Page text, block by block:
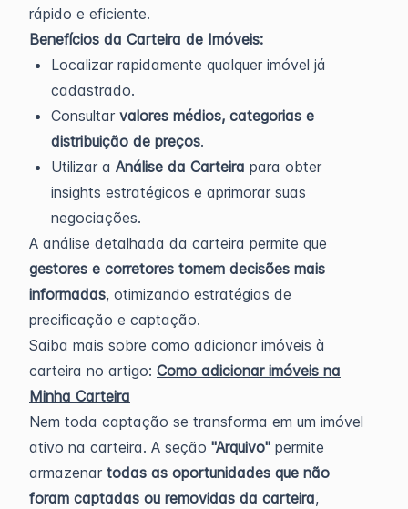
rápido e eficiente.
Benefícios da Carteira de Imóveis:
Localizar rapidamente qualquer imóvel já
cadastrado.
Consultar valores médios, categorias e
distribuição de preços.
Utilizar a Análise da Carteira para obter
insights estratégicos e aprimorar suas
negociações.
A análise detalhada da carteira permite que
gestores e corretores tomem decisões mais
informadas, otimizando estratégias de
precificação e captação.
Saiba mais sobre como adicionar imóveis à
carteira no artigo: Como adicionar imóveis na
Minha Carteira
Nem toda captação se transforma em um imóvel
ativo na carteira. A seção "Arquivo" permite
armazenar todas as oportunidades que não
foram captadas ou removidas da carteira,